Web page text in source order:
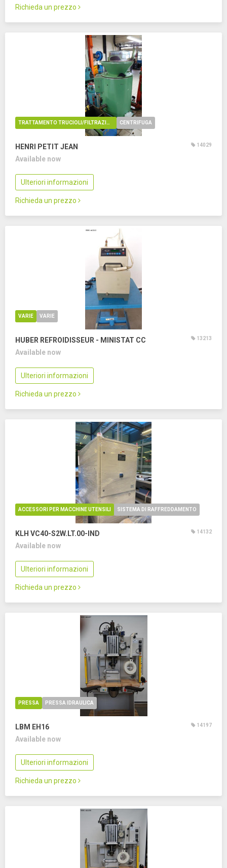
Richieda un prezzo
TRATTAMENTO TRUCIOLI/FILTRAZIONE OLIO CENTRIFUGA
HENRI PETIT JEAN 14029
Available now
Ulteriori informazioni
Richieda un prezzo
VARIE VARIE
HUBER REFROIDISSEUR - MINISTAT CC 13213
Available now
Ulteriori informazioni
Richieda un prezzo
ACCESSORI PER MACCHINE UTENSILI SISTEMA DI RAFFREDDAMENTO
KLH VC40-S2W.LT.00-IND 14132
Available now
Ulteriori informazioni
Richieda un prezzo
PRESSA PRESSA IDRAULICA
LBM EH16 14197
Available now
Ulteriori informazioni
Richieda un prezzo